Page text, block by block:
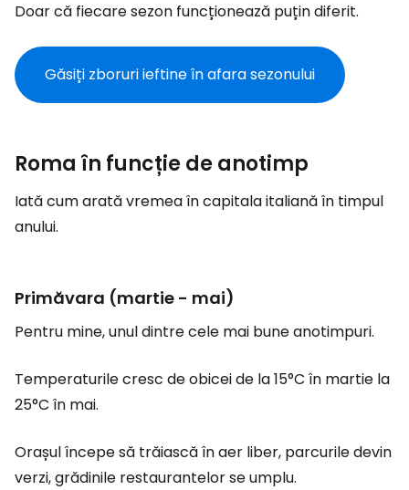
Doar că fiecare sezon funcționează puțin diferit.
Găsiți zboruri ieftine în afara sezonului
Roma în funcție de anotimp
Iată cum arată vremea în capitala italiană în timpul
anului.
Primăvara (martie - mai)
Pentru mine, unul dintre cele mai bune anotimpuri.
Temperaturile cresc de obicei de la 15°C în martie la
25°C în mai.
Orașul începe să trăiască în aer liber, parcurile devin
verzi, grădinile restaurantelor se umplu.